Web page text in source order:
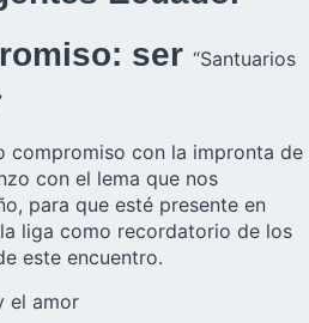
ser “Santuarios
compromiso con la impronta de
con el lema que nos
para que esté presente en
liga como recordatorio de los
este encuentro.